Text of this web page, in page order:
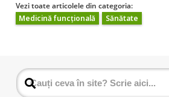
Vezi toate articolele din categoria:
Medicină funcțională
Sănătate